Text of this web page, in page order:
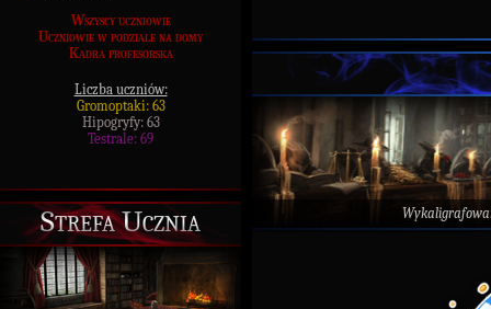
Wszyscy uczniowie
Uczniowie w podziale na domy
Kadra profesorska
Liczba uczniów:
Gromoptaki: 63
Hipogryfy: 63
Testrale: 69
Strefa Ucznia